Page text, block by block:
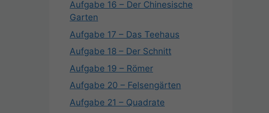
Aufgabe 16 – Der Chinesische
Garten
Aufgabe 17 – Das Teehaus
Aufgabe 18 – Der Schnitt
Aufgabe 19 – Römer
Aufgabe 20 – Felsengärten
Aufgabe 21 – Quadrate